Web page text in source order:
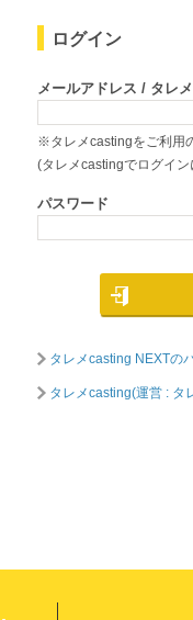
ログイン
メールアドレス / タレ
※タレメcastingをご利用
(タレメcastingでログイ
パスワード
タレメcasting NEXTの
タレメcasting(運営 : タ